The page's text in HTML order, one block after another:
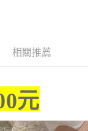
相關推薦
元